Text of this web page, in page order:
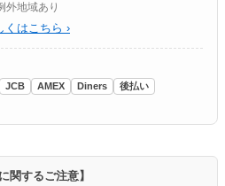
外地域あり
くはこちら ›
JCB AMEX Diners
後払い
関するご注意】